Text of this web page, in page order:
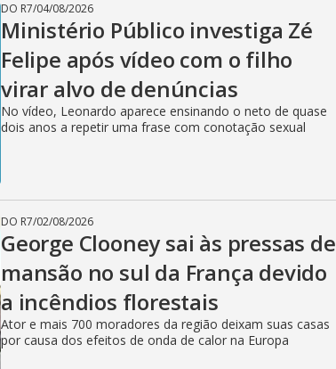
DO R7/04/08/2026
Ministério Público investiga Zé
Felipe após vídeo com o filho
virar alvo de denúncias
No vídeo, Leonardo aparece ensinando o neto de quase
dois anos a repetir uma frase com conotação sexual
DO R7/02/08/2026
George Clooney sai às pressas de
mansão no sul da França devido
a incêndios florestais
Ator e mais 700 moradores da região deixam suas casas
por causa dos efeitos de onda de calor na Europa